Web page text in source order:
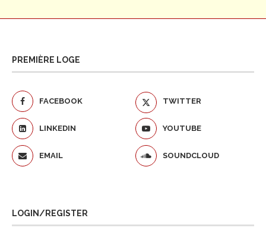
PREMIÈRE LOGE
FACEBOOK TWITTER
LINKEDIN YOUTUBE
EMAIL SOUNDCLOUD
LOGIN/REGISTER